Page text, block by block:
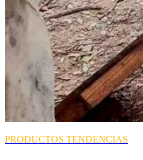
PRODUCTOS TENDENCIAS